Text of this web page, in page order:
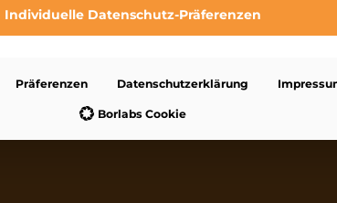
Werbung anzuzeigen. Sie tun dies, indem sie
und Social-Media-Plattformen werden
blockiert. Wenn externe Services akzeptiert werden, ist
diese Inhalte keine manuelle Einwilligung mehr
Individuelle Datenschutz-Präferenzen
Präferenzen Datenschutzerklärung
Borlabs Cookie